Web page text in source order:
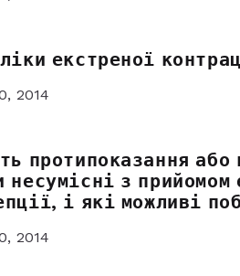
екстреної
2014
протипоказання або
несумісні з прийомом
і які можливі
2014